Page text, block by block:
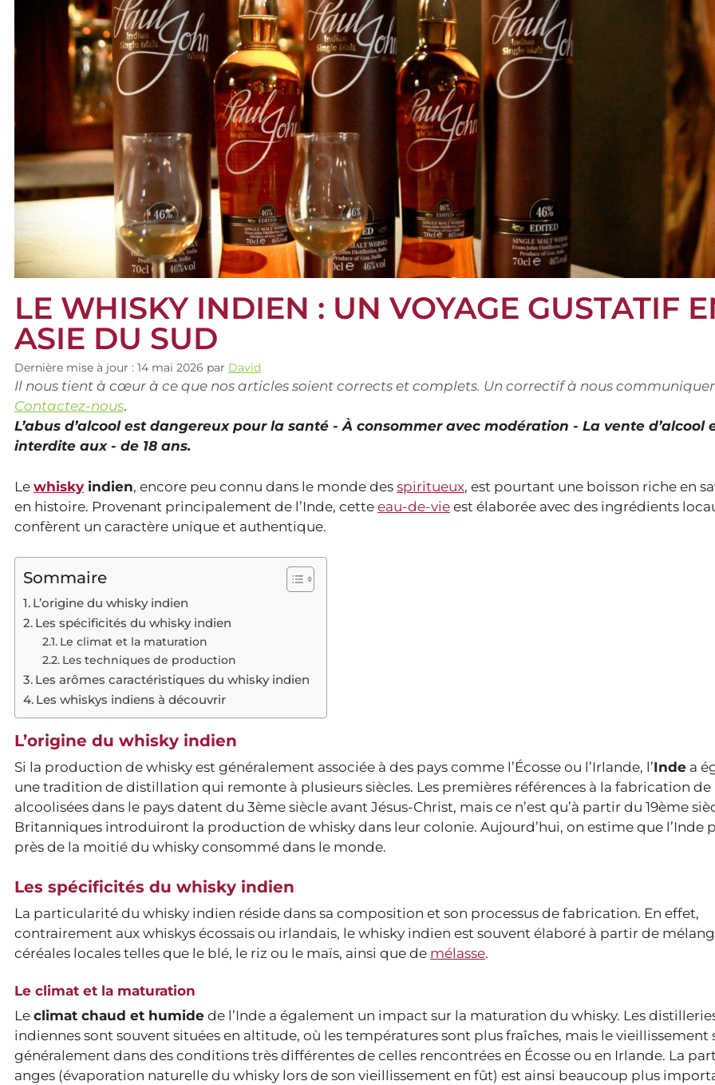
LE WHISKY INDIEN : UN VOYAGE GUSTATIF
ASIE DU SUD
Dernière mise à jour : 14 mai 2026 par David
Il nous tient à cœur à ce que nos articles soient corrects et complets. Un correctif à nous
Contactez-nous.
L’abus d’alcool est dangereux pour la santé - À consommer avec modération - La vente d’alcool
interdite aux - de 18 ans.
Le whisky indien, encore peu connu dans le monde des spiritueux, est pourtant une boisson riche en
en histoire. Provenant principalement de l’Inde, cette eau-de-vie est élaborée avec des ingrédients
confèrent un caractère unique et authentique.
Sommaire
L’origine du whisky indien
Les spécificités du whisky indien
Le climat et la maturation
Les techniques de production
Les arômes caractéristiques du whisky indien
Les whiskys indiens à découvrir
L’origine du whisky indien
Si la production de whisky est généralement associée à des pays comme l’Écosse ou l’Irlande, l’Inde a
une tradition de distillation qui remonte à plusieurs siècles. Les premières références à la fabrication de
alcoolisées dans le pays datent du 3ème siècle avant Jésus-Christ, mais ce n’est qu’à partir du 19ème
Britanniques introduiront la production de whisky dans leur colonie. Aujourd’hui, on estime que l’Inde
près de la moitié du whisky consommé dans le monde.
Les spécificités du whisky indien
La particularité du whisky indien réside dans sa composition et son processus de fabrication. En effet,
contrairement aux whiskys écossais ou irlandais, le whisky indien est souvent élaboré à partir de
céréales locales telles que le blé, le riz ou le maïs, ainsi que de mélasse.
Le climat et la maturation
Le climat chaud et humide de l’Inde a également un impact sur la maturation du whisky. Les
indiennes sont souvent situées en altitude, où les températures sont plus fraîches, mais le vieillissement
généralement dans des conditions très différentes de celles rencontrées en Écosse ou en Irlande. La
anges (évaporation naturelle du whisky lors de son vieillissement en fût) est ainsi beaucoup plus